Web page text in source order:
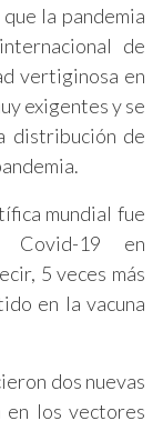
la pandemia
de
vertiginosa en
exigentes y se
distribución de
mundial fue
19 en
5 veces más
en la vacuna
dos nuevas
en los vectores